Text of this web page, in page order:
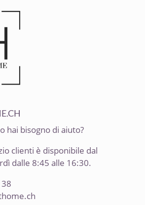
hai bisogno di aiuto?
clienti è disponibile dal
dalle 8:45 alle 16:30.